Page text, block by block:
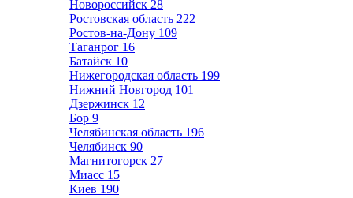
Новороссийск 28
Ростовская область 222
Ростов-на-Дону 109
Таганрог 16
Батайск 10
Нижегородская область 199
Нижний Новгород 101
Дзержинск 12
Бор 9
Челябинская область 196
Челябинск 90
Магнитогорск 27
Миасс 15
Киев 190